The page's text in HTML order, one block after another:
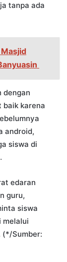
tanpa ada
dengan
baik karena
android,
siswa di
edaran
guru,
siswa
melalui
(*/Sumber: